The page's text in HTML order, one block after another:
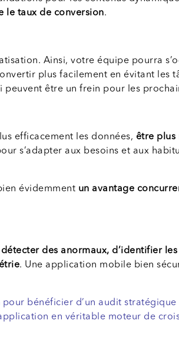
le taux de conversion.
Ainsi, votre équipe pourra
plus facilement en évitant les
peuvent être un frein pour les
efficacement les données, être plus
s’adapter aux besoins et aux
évidemment un avantage
des anormaux, d’identifier les
. Une application mobile bien
pour bénéficier d’un audit stratégique
en véritable moteur de